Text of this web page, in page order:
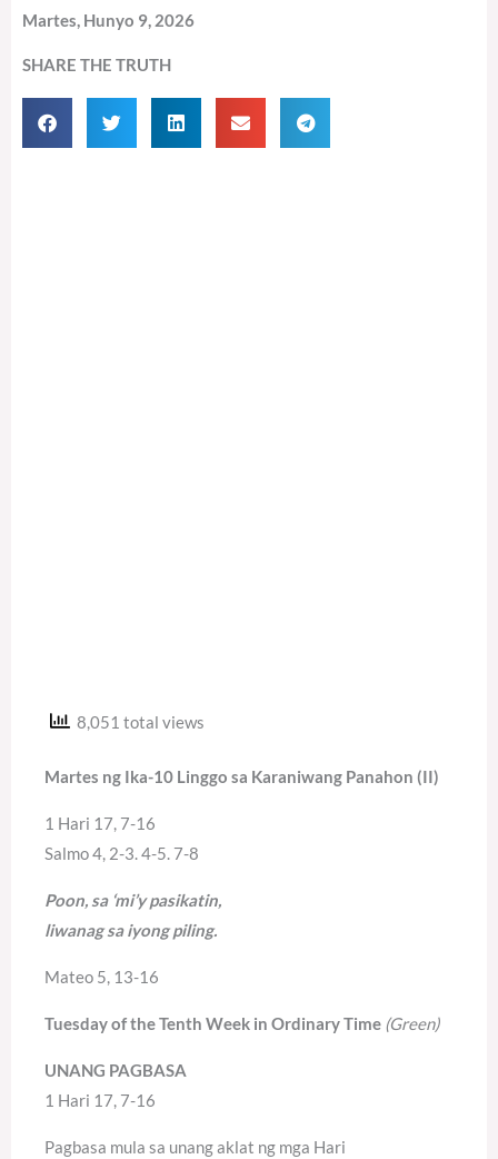
Martes, Hunyo 9, 2026
SHARE THE TRUTH
8,051 total views
Martes ng Ika-10 Linggo sa Karaniwang Panahon (II)
1 Hari 17, 7-16
Salmo 4, 2-3. 4-5. 7-8
Poon, sa ‘mi’y pasikatin,
liwanag sa iyong piling.
Mateo 5, 13-16
Tuesday of the Tenth Week in Ordinary Time (Green)
UNANG PAGBASA
1 Hari 17, 7-16
Pagbasa mula sa unang aklat ng mga Hari